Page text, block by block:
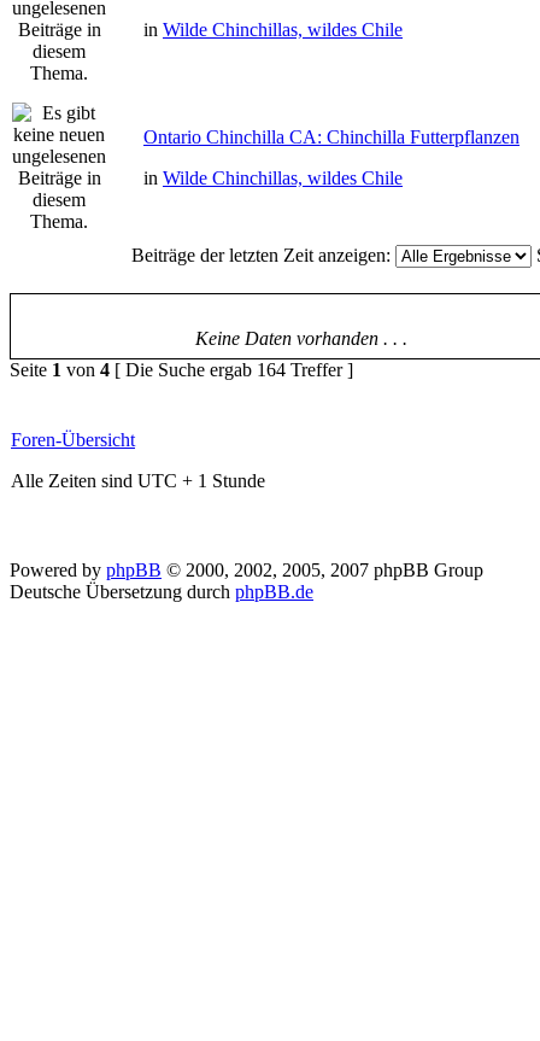
in Wilde Chinchillas, wildes Chile
Ontario Chinchilla CA: Chinchilla Futterpflanzen
in Wilde Chinchillas, wildes Chile
Beiträge der letzten Zeit anzeigen:
Keine Daten vorhanden . . .
Seite 1 von 4 [ Die Suche ergab 164 Treffer ]
Foren-Übersicht
Alle Zeiten sind UTC + 1 Stunde
Powered by phpBB © 2000, 2002, 2005, 2007 phpBB Group
Deutsche Übersetzung durch phpBB.de